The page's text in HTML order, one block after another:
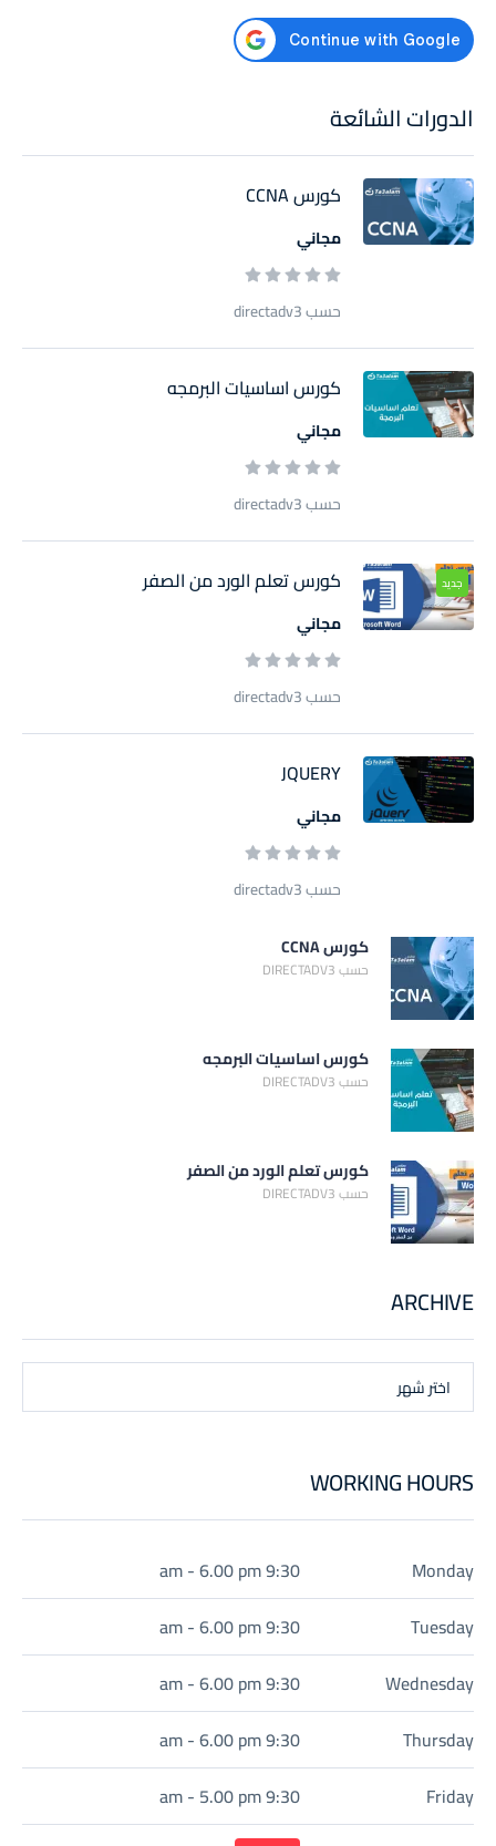
الدورات الشائعة
كورس CCNA
مجاني
حسب directadv3
كورس اساسيات البرمجه
مجاني
حسب directadv3
جديد كورس تعلم الورد من الصفر
مجاني
حسب directadv3
JQUERY
مجاني
حسب directadv3
كورس CCNA
حسب DIRECTADV3
كورس اساسيات البرمجه
حسب DIRECTADV3
كورس تعلم الورد من الصفر
حسب DIRECTADV3
ARCHIVE
اختر شهر
WORKING HOURS
Monday
9:30 am - 6.00 pm
Tuesday
9:30 am - 6.00 pm
Wednesday
9:30 am - 6.00 pm
Thursday
9:30 am - 6.00 pm
Friday
9:30 am - 5.00 pm